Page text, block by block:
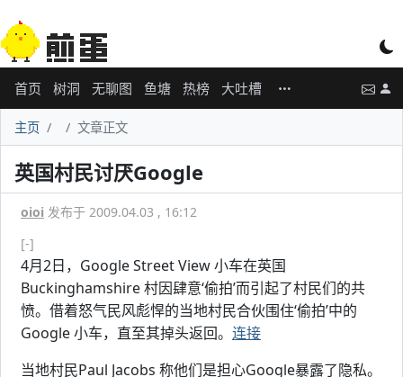
首页 树洞 无聊图 鱼塘 热榜 大吐槽
主页 文章正文
英国村民讨厌Google
oioi 发布于 2009.04.03 , 16:12
[-]
4月2日，Google Street View 小车在英国
Buckinghamshire 村因肆意‘偷拍’而引起了村民们的共
愤。借着怒气民风彪悍的当地村民合伙围住‘偷拍’中的
Google 小车，直至其掉头返回。 连接
当地村民Paul Jacobs 称他们是担心Google暴露了隐私。